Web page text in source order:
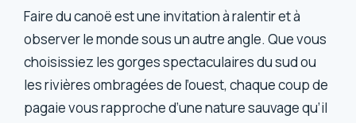
Faire du canoë est une invitation à ralentir et à
observer le monde sous un autre angle. Que vous
choisissiez les gorges spectaculaires du sud ou
les rivières ombragées de l’ouest, chaque coup de
pagaie vous rapproche d’une nature sauvage qu’il